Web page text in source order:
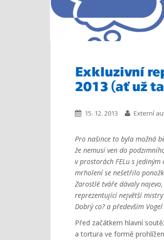
Exkluzivní
2013 (ať už
15. 12. 2013 Externí
Pro našince to byla možná
že nemusí ven do
v prostorách FELu s
mrholení se nešetřilo
Zarostlé tváře dávaly
reprezentující největší
Dobrý co? a především
Před začátkem hlavní
a tortura ve formě